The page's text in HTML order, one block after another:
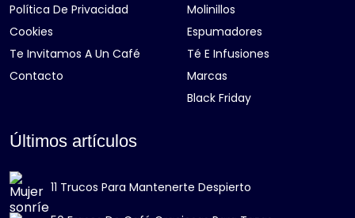
Política De Privacidad
Cookies
Te Invitamos A Un Café
Contacto
Molinillos
Espumadores
Té E Infusiones
Marcas
Black Friday
Últimos artículos
11 Trucos Para Mantenerte Despierto